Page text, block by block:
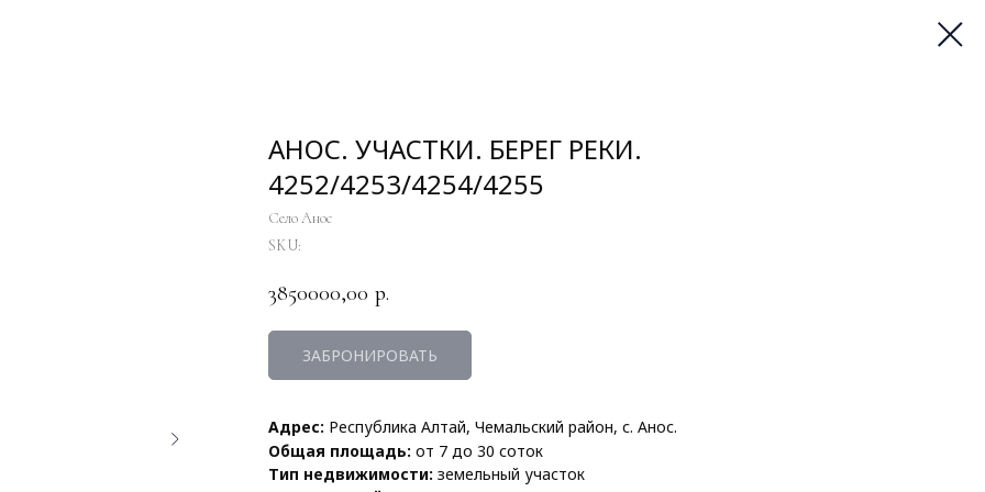
АНОС. УЧАСТКИ. БЕРЕГ РЕКИ.
4252/4253/4254/4255
Село Анос
SKU:
3850000,00 р.
ЗАБРОНИРОВАТЬ
Адрес: Республика Алтай, Чемальский район, с. Анос.
Общая площадь: от 7 до 30 соток
Тип недвижимости: земельный участок